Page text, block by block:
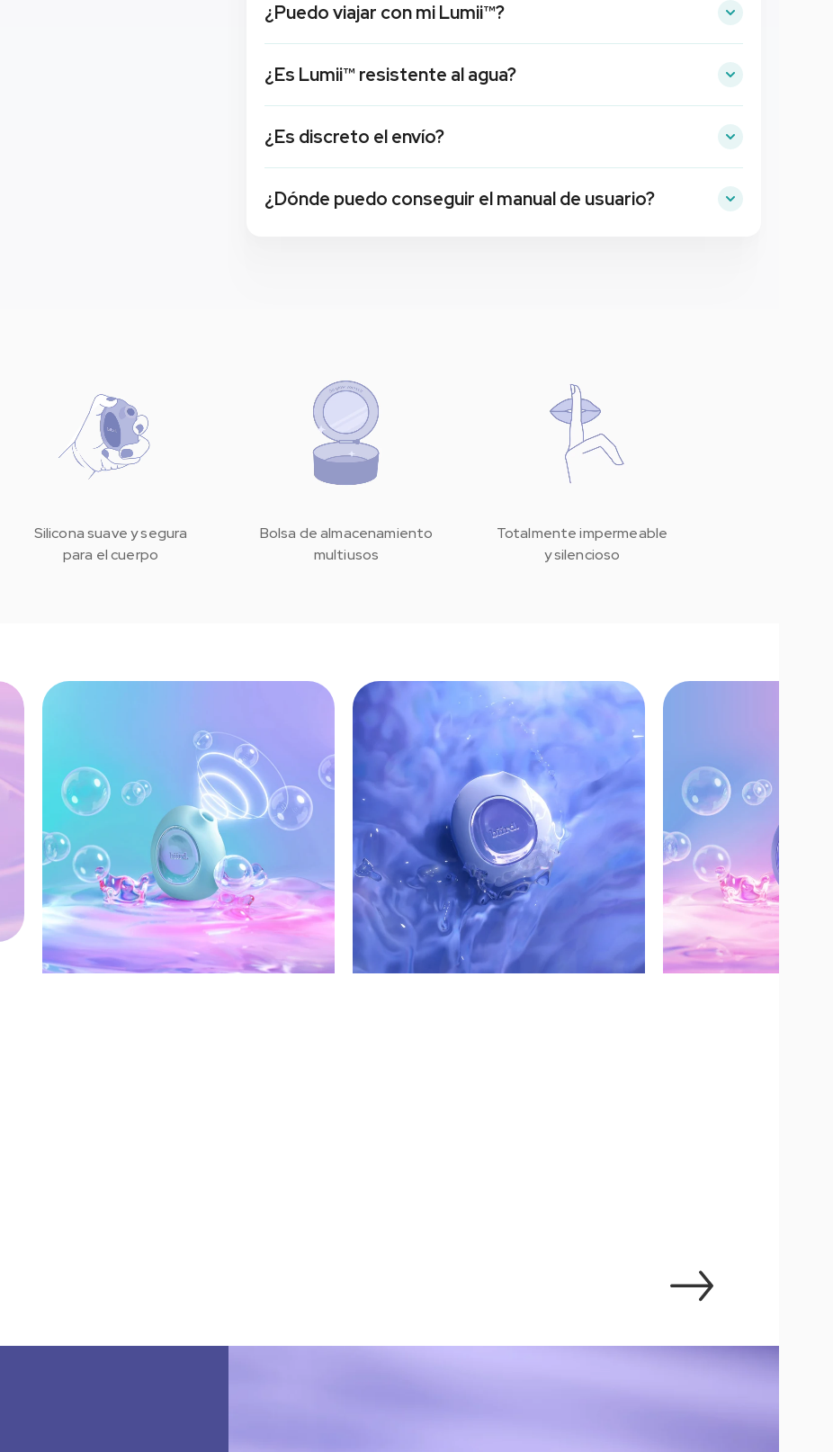
¿Puedo viajar con mi Lumii™?
encienda accidentalmente. Solo tienes que mantener pulsado el botón
¿Es Lumii™ resistente al agua?
seguridad en la bañera o en la ducha, añadiendo versatilidad a tu rutina de
¿Es discreto el envío?
¿Dónde puedo conseguir el manual de usuario?
Silicona suave y segura
para el cuerpo
Bolsa de almacenamiento
multiusos
Totalmente impermeable
y silencioso